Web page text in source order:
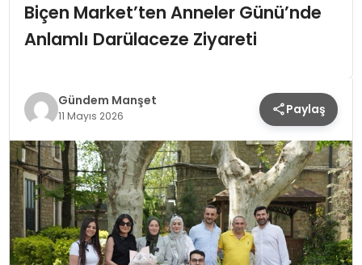
SPOR
YAŞAM
Biçen Market’ten Anneler Günü’nde
Anlamlı Darülaceze Ziyareti
Gündem Manşet
11 Mayıs 2026 Paylaş